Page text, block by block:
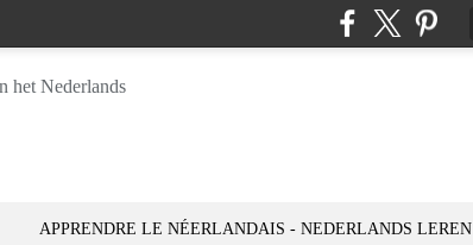
APPRENDRE LE NÉERLANDAIS - NEDERLANDS LEREN